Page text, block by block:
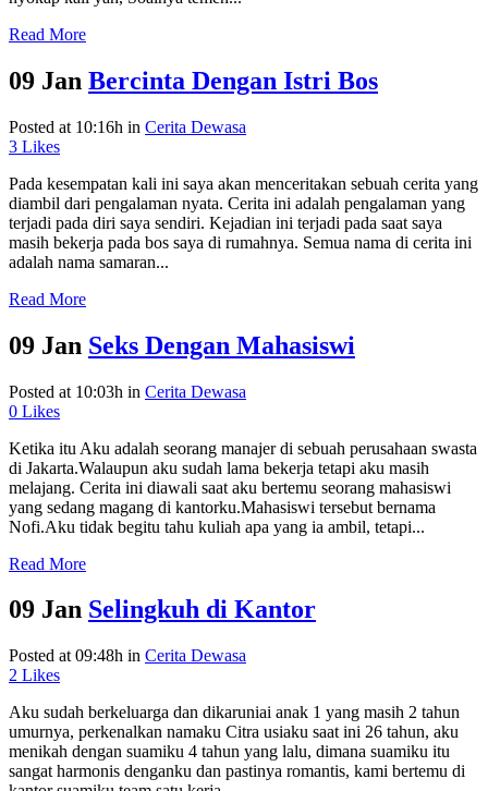
Read More
09 Jan Bercinta Dengan Istri Bos
Posted at 10:16h in Cerita Dewasa
3 Likes
Pada kesempatan kali ini saya akan menceritakan sebuah cerita yang
diambil dari pengalaman nyata. Cerita ini adalah pengalaman yang
terjadi pada diri saya sendiri. Kejadian ini terjadi pada saat saya
masih bekerja pada bos saya di rumahnya. Semua nama di cerita ini
adalah nama samaran...
Read More
09 Jan Seks Dengan Mahasiswi
Posted at 10:03h in Cerita Dewasa
0 Likes
Ketika itu Aku adalah seorang manajer di sebuah perusahaan swasta
di Jakarta.Walaupun aku sudah lama bekerja tetapi aku masih
melajang. Cerita ini diawali saat aku bertemu seorang mahasiswi
yang sedang magang di kantorku.Mahasiswi tersebut bernama
Nofi.Aku tidak begitu tahu kuliah apa yang ia ambil, tetapi...
Read More
09 Jan Selingkuh di Kantor
Posted at 09:48h in Cerita Dewasa
2 Likes
Aku sudah berkeluarga dan dikaruniai anak 1 yang masih 2 tahun
umurnya, perkenalkan namaku Citra usiaku saat ini 26 tahun, aku
menikah dengan suamiku 4 tahun yang lalu, dimana suamiku itu
sangat harmonis denganku dan pastinya romantis, kami bertemu di